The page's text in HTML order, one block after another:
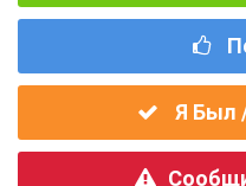
Я Был